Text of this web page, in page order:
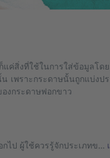
สิ่งที่ใช้ในการใส่ข้อมูลโด
เพราะกระดาษนั้นถูกแบ่ง
งกระดาษฟอกขาว
ไป ผู้ใช้ควรรู้จักประเภทข…